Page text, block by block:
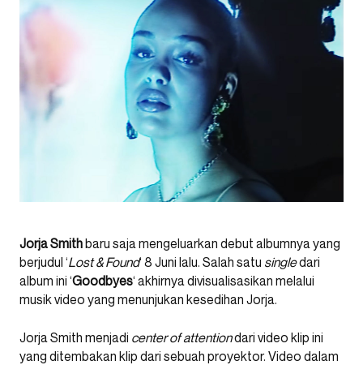
Jorja Smithbaru saja mengeluarkan debut albumnya yang
berjudul ‘Lost & Found‘ 8 Juni lalu. Salah satu singledari
album ini ‘Goodbyes‘ akhirnya divisualisasikan melalui
musik video yang menunjukan kesedihan Jorja.
Jorja Smith menjadi center of attentiondari video klip ini
yang ditembakan klip dari sebuah proyektor. Video dalam